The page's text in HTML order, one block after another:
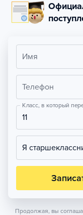
Имя
Телефон
Класс, в который
11
Я
Продолжая, вы